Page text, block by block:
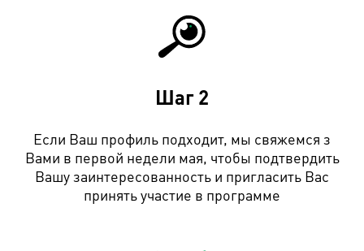
Шаг2
Если Ваш профиль подходит, мы свяжемся з
Вами в первой недели мая, чтобы подтвердить
Вашу заинтересованность и пригласить Вас
принять участие в программе